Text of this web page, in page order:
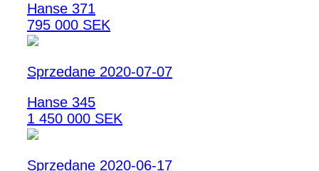
Hanse 371
795 000 SEK
Sprzedane 2020-07-07
Hanse 345
1 450 000 SEK
Sprzedane 2020-06-17